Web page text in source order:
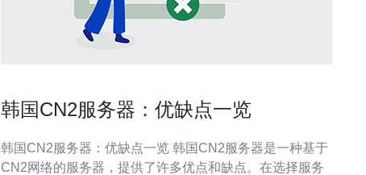
韩国CN2服务器：优缺点一览
韩国CN2服务器：优缺点一览 韩国CN2服务器是一种基于
CN2网络的服务器，提供了许多优点和缺点。在选择服务